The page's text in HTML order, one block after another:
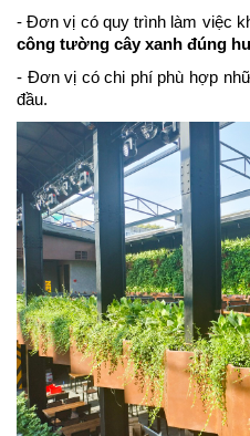
- Đơn vị có quy trình làm việc
công tường cây xanh đúng
- Đơn vị có chi phí phù hợp
đầu.